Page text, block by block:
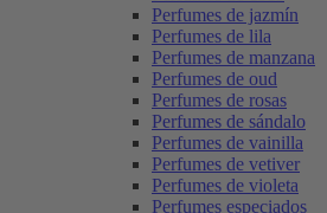
Perfumes de jazmín
Perfumes de lila
Perfumes de manzana
Perfumes de oud
Perfumes de rosas
Perfumes de sándalo
Perfumes de vainilla
Perfumes de vetiver
Perfumes de violeta
Perfumes especiados